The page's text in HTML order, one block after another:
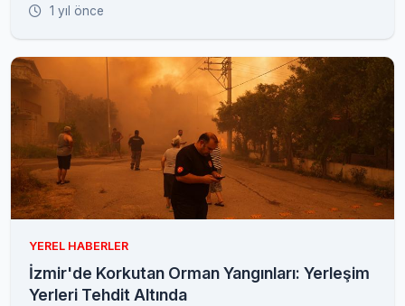
1 yıl önce
YEREL HABERLER
İzmir'de Korkutan Orman Yangınları: Yerleşim
Yerleri Tehdit Altında